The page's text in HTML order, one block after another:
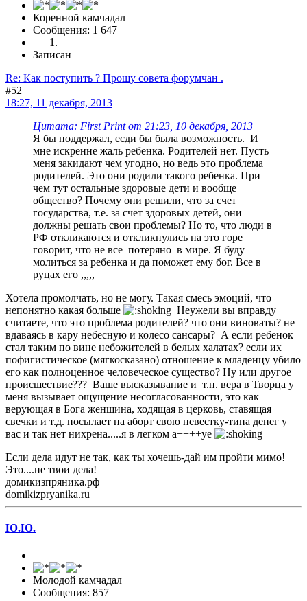
Коренной камчадал
Сообщения: 1 647
Записан
Re: Как поступить ? Прошу совета форумчан .
#52
18:27, 11 декабря, 2013
Цитата: First Print от 21:23, 10 декабря, 2013
Я бы поддержал, есди бы была возможность. И
мне искренне жаль ребенка. Родителей нет. Пусть
меня закидают чем угодно, но ведь это проблема
родителей. Это они родили такого ребенка. При
чем тут остальные здоровые дети и вообще
общество? Почему они решили, что за счет
государства, т.е. за счет здоровых детей, они
должны решать свои проблемы? Но то, что люди в
РФ откликаются и откликнулись на это горе
говорит, что не все потеряно в мире. Я буду
молиться за ребенка и да поможет ему бог. Все в
руцах его ,,,,,
Хотела промолчать, но не могу. Такая смесь эмоций, что
непонятно какая больше
Неужели вы вправду
считаете, что это проблема родителей? что они виноваты? не
вдаваясь в кару небесную и колесо сансары? А если ребенок
стал таким по вине небожителей в белых халатах? если их
пофигистическое (мягкосказано) отношение к младенцу убило
его как полноценное человеческое существо? Ну или другое
происшествие??? Ваше высказывание и т.н. вера в Творца у
меня вызывает ощущение несогласованности, это как
верующая в Бога женщина, ходящая в церковь, ставящая
свечки и т.д. посылает на аборт свою невестку-типа денег у
вас и так нет нихрена.....я в легком а++++уе
Если дела идут не так, как ты хочешь-дай им пройти мимо!
Это....не твои дела!
домикизпряника.рф
domikizpryanika.ru
Ю.Ю.
Молодой камчадал
Сообщения: 857